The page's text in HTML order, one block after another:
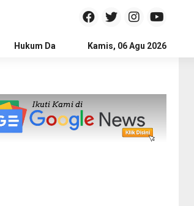
Hukum Dan Kriminal Politik Pendidikan
Kamis, 06 Agu 2026